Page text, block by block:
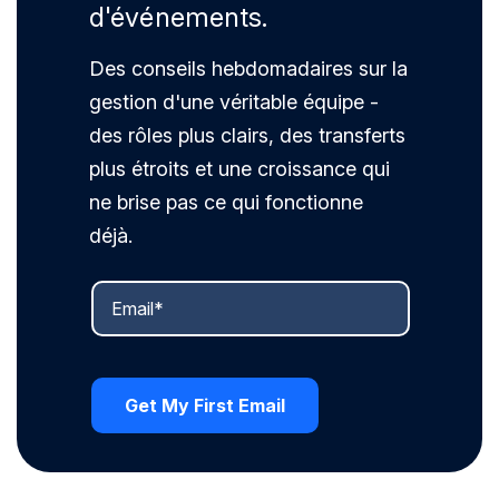
d'événements.
Des conseils hebdomadaires sur la
gestion d'une véritable équipe -
des rôles plus clairs, des transferts
plus étroits et une croissance qui
ne brise pas ce qui fonctionne
déjà.